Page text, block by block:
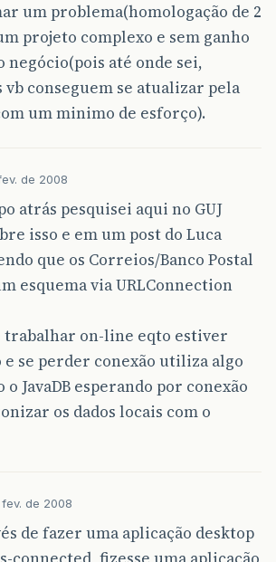
um problema(homologação de 2
projeto complexo e sem ganho
negócio(pois até onde sei,
vb conseguem se atualizar pela
um minimo de esforço).
de 2008
atrás pesquisei aqui no GUJ
isso e em um post do Luca
que os Correios/Banco Postal
esquema via URLConnection
trabalhar on-line eqto estiver
e se perder conexão utiliza algo
o JavaDB esperando por conexão
os dados locais com o
de 2008
de fazer uma aplicação desktop